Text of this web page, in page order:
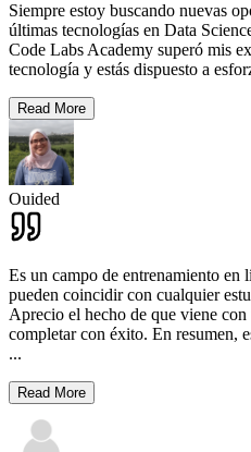
Siempre estoy buscando nuevas
últimas tecnologías en Data
Code Labs Academy superó mis
tecnología y estás dispuesto a
Read More
Ouided
Es un campo de entrenamiento en
pueden coincidir con cualquier
Aprecio el hecho de que viene
completar con éxito. En resumen,
...
Read More